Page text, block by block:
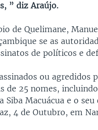
” diz Araújo.
de Quelimane,
se as
de políticos e
ou agredidos
de 25 nomes,
Siba Macuácua e o
4 de Outubro, em